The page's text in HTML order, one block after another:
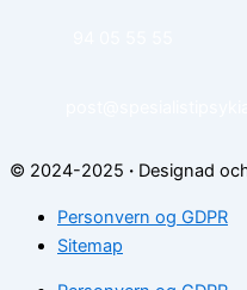
© 2024-2025 · Designad
Personvern og GDPR
Sitemap